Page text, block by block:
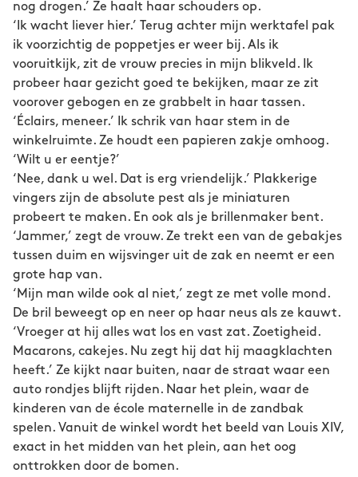
nog drogen.’ Ze haalt haar schouders op.
‘Ik wacht liever hier.’ Terug achter mijn werktafel pak
ik voorzichtig de poppetjes er weer bij. Als ik
vooruitkijk, zit de vrouw precies in mijn blikveld. Ik
probeer haar gezicht goed te bekijken, maar ze zit
voorover gebogen en ze grabbelt in haar tassen.
‘Éclairs, meneer.’ Ik schrik van haar stem in de
winkelruimte. Ze houdt een papieren zakje omhoog.
‘Wilt u er eentje?’
‘Nee, dank u wel. Dat is erg vriendelijk.’ Plakkerige
vingers zijn de absolute pest als je miniaturen
probeert te maken. En ook als je brillenmaker bent.
‘Jammer,’ zegt de vrouw. Ze trekt een van de gebakjes
tussen duim en wijsvinger uit de zak en neemt er een
grote hap van.
‘Mijn man wilde ook al niet,’ zegt ze met volle mond.
De bril beweegt op en neer op haar neus als ze kauwt.
‘Vroeger at hij alles wat los en vast zat. Zoetigheid.
Macarons, cakejes. Nu zegt hij dat hij maagklachten
heeft.’ Ze kijkt naar buiten, naar de straat waar een
auto rondjes blijft rijden. Naar het plein, waar de
kinderen van de école maternelle in de zandbak
spelen. Vanuit de winkel wordt het beeld van Louis XIV,
exact in het midden van het plein, aan het oog
onttrokken door de bomen.